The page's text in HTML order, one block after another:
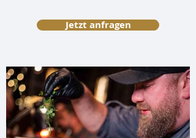
Jetzt anfragen